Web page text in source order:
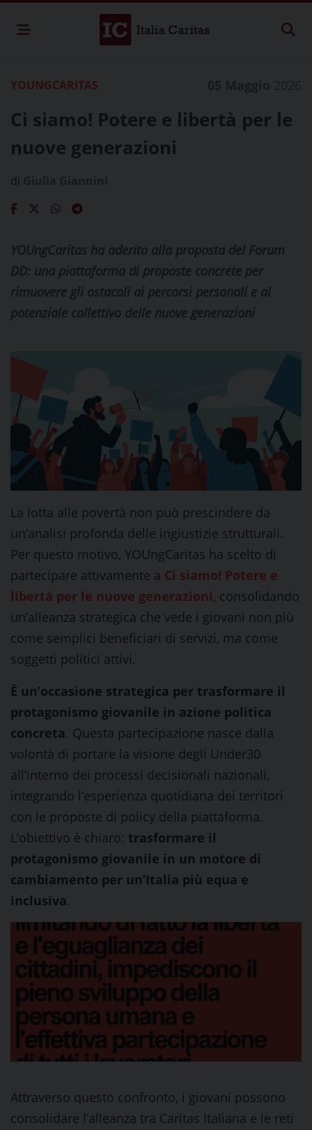
YOUNGCARITAS
Ci siamo! Potere e libertà per le
nuove generazioni
di
YOUngCaritas ha aderito alla proposta del Forum
DD: una piattaforma di proposte concrete per
rimuovere gli ostacoli ai percorsi personali e al
potenziale collettivo delle nuove generazioni
La lotta alle povertà non può prescindere da
un’analisi profonda delle ingiustizie strutturali.
Per questo motivo, YOUngCaritas ha scelto di
partecipare attivamente a Ci siamo! Potere e
libertà per le nuove generazioni, consolidando
un’alleanza strategica che vede i giovani non più
come semplici beneficiari di servizi, ma come
soggetti politici attivi.
È un’occasione strategica per trasformare il
protagonismo giovanile in azione politica
concreta. Questa partecipazione nasce dalla
volontà di portare la visione degli Under30
all’interno dei processi decisionali nazionali,
integrando l’esperienza quotidiana dei territori
con le proposte di policy della piattaforma.
L’obiettivo è chiaro: trasformare il
protagonismo giovanile in un motore di
cambiamento per un’Italia più equa e
inclusiva.
Attraverso questo confronto, i giovani possono
consolidare l’alleanza tra Caritas Italiana e le reti